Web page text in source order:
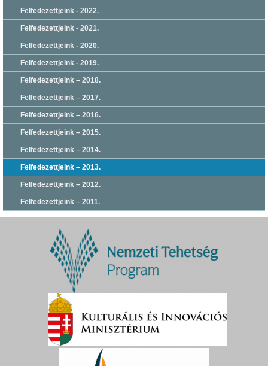
Felfedezettjeink - 2022.
Felfedezettjeink - 2021.
Felfedezettjeink - 2020.
Felfedezettjeink - 2019.
Felfedezettjeink – 2018.
Felfedezettjeink – 2017.
Felfedezettjeink – 2016.
Felfedezettjeink – 2015.
Felfedezettjeink – 2014.
Felfedezettjeink – 2013.
Felfedezettjeink – 2012.
Felfedezettjeink – 2011.